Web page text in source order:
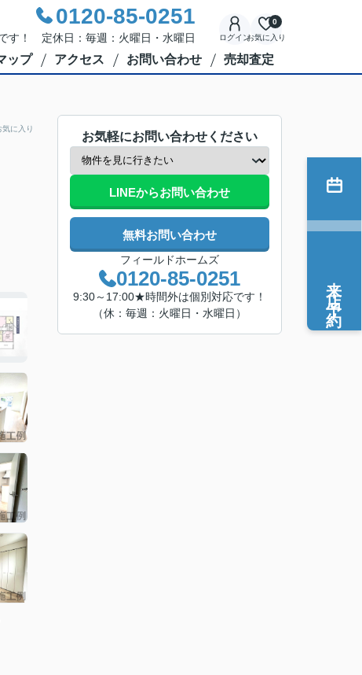
0120-85-0251
す！ 定休日：毎週：火曜日・水曜日 ログインお気に入り
0
ップ アクセス お問い合わせ 売却査定
気に入り
お気軽にお問い合わせください
LINEからお問い合わせ
無料お問い合わせ
フィールドホームズ
0120-85-0251
9:30～17:00★時間外は個別対応です！
（休：毎週：火曜日・水曜日）
来店予約